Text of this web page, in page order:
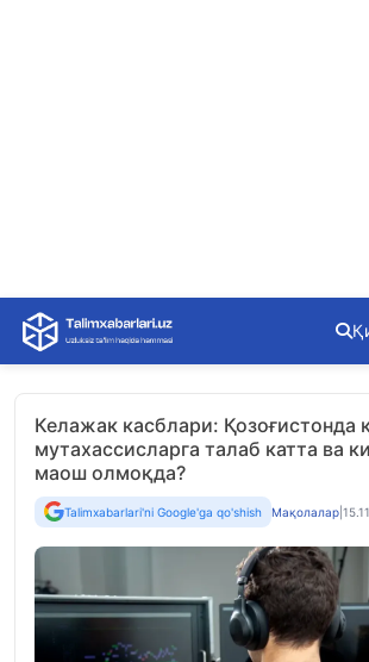
Skip
content
Келажак касблари: Қозоғистонда
мутахассисларга талаб катта ва
маош олмоқда?
Talimxabarlari'ni Google'ga qo'shish Мақолалар